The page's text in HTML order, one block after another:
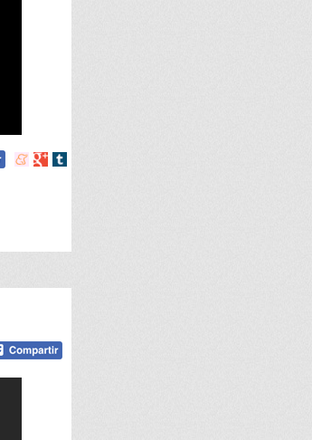
Compartir
Compartir
Compartir